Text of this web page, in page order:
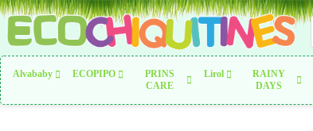
Alvababy ECOPIPO
PRINS
CARE
Lirol
RAINY
DAYS